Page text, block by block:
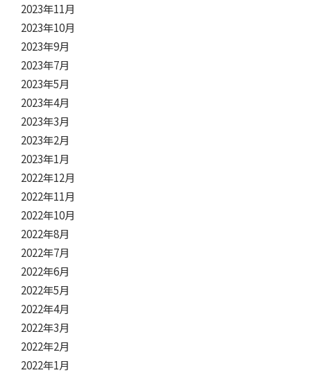
2023年11月
2023年10月
2023年9月
2023年7月
2023年5月
2023年4月
2023年3月
2023年2月
2023年1月
2022年12月
2022年11月
2022年10月
2022年8月
2022年7月
2022年6月
2022年5月
2022年4月
2022年3月
2022年2月
2022年1月